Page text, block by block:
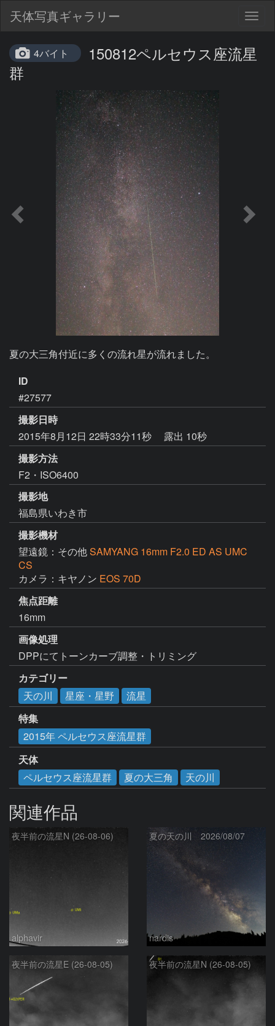
天体写真ギャラリー
4バイト
150812ペルセウス座流星
群
夏の大三角付近に多くの流れ星が流れました。
ID
#27577
撮影日時
2015年8月12日 22時33分11秒
露出 10秒
撮影方法
F2・ISO6400
撮影地
福島県いわき市
撮影機材
望遠鏡：その他SAMYANG 16mm F2.0 ED AS UMC
CS
カメラ：キヤノン EOS 70D
焦点距離
16mm
画像処理
DPPにてトーンカーブ調整・トリミング
カテゴリー
天の川
星座・星野
流星
特集
2015年 ペルセウス座流星群
天体
ペルセウス座流星群
夏の大三角 天の川
関連作品
夜半前の流星N (26-08-06)
alphavir
夏の天の川 2026/08/07
nardis
夜半前の流星E (26-08-05) 夜半前の流星N (26-08-05)